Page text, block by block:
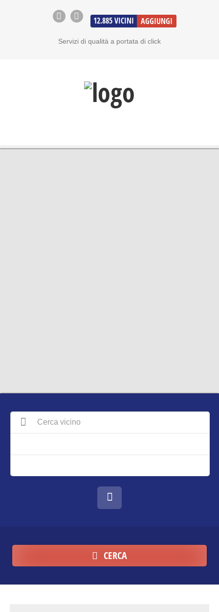
12.885 VICINI AGGIUNGI
Servizi di qualità a portata di click
CERCA